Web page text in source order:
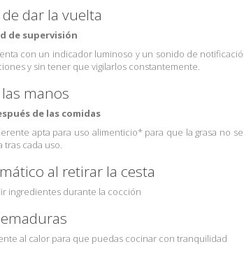
dar la vuelta
de supervisión
con un indicador luminoso y un sonido de
y sin tener que vigilarlos constantemente.
manos
de las comidas
apta para uso alimenticio* para que la grasa no
tras cada uso.
al retirar la cesta
ingredientes durante la cocción
al calor para que puedas cocinar con tranquilidad